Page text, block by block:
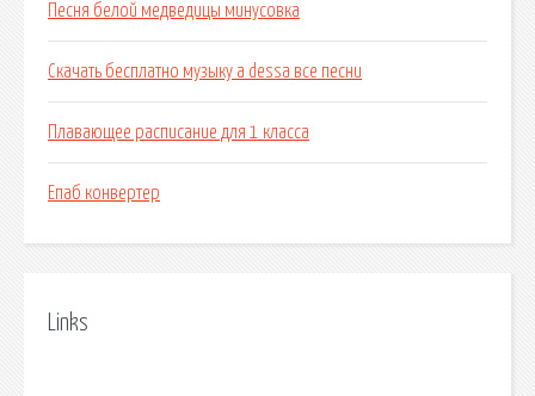
Песня белой медведицы минусовка
Скачать бесплатно музыку a dessa все песни
Плавающее расписание для 1 класса
Епаб конвертер
Links